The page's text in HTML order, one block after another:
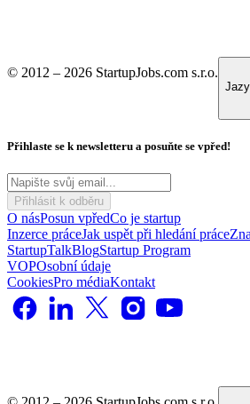
© 2012 – 2026 StartupJobs.com s.r.o.
Přihlaste se k newsletteru a posuňte se vpřed!
Přihlásit k odběru
O násPosun vpředCo je startup
Inzerce práceJak uspět při hledání práce
StartupTalkBlogStartup Program
VOPOsobní údaje
CookiesPro médiaKontakt